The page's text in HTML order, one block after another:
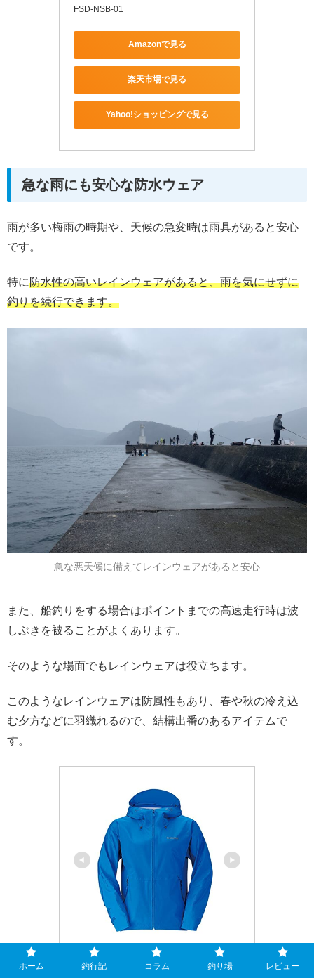
FSD-NSB-01
Amazonで見る
楽天市場で見る
Yahoo!ショッピングで見る
急な雨にも安心な防水ウェア
雨が多い梅雨の時期や、天候の急変時は雨具があると安心
です。
特に防水性の高いレインウェアがあると、雨を気にせずに
釣りを続行できます。
急な悪天候に備えてレインウェアがあると安心
また、船釣りをする場合はポイントまでの高速走行時は波
しぶきを被ることがよくあります。
そのような場面でもレインウェアは役立ちます。
このようなレインウェアは防風性もあり、春や秋の冷え込
む夕方などに羽織れるので、結構出番のあるアイテムで
す。
シマノ(SHIMANO)
ホーム 釣行記 コラム 釣り場 レビュー